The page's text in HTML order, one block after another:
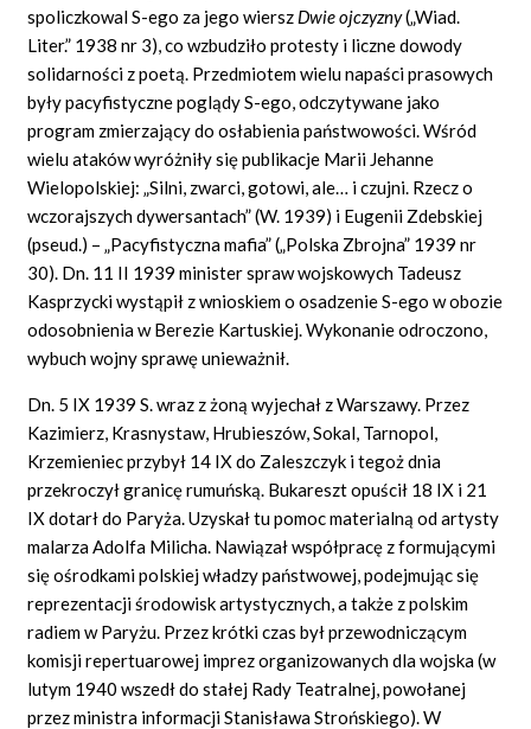
spoliczkowal S-ego za jego wiersz Dwie ojczyzny(„Wiad.
Liter.” 1938 nr 3), co wzbudziło protesty i liczne dowody
solidarności z poetą. Przedmiotem wielu napaści prasowych
były pacyfistyczne poglądy S-ego, odczytywane jako
program zmierzający do osłabienia państwowości. Wśród
wielu ataków wyróżniły się publikacje Marii Jehanne
Wielopolskiej: „Silni, zwarci, gotowi, ale… i czujni. Rzecz o
wczorajszych dywersantach” (W. 1939) i Eugenii Zdebskiej
(pseud.) – „Pacyfistyczna mafia” („Polska Zbrojna” 1939 nr
30). Dn. 11 II 1939 minister spraw wojskowych Tadeusz
Kasprzycki wystąpił z wnioskiem o osadzenie S-ego w obozie
odosobnienia w Berezie Kartuskiej. Wykonanie odroczono,
wybuch wojny sprawę unieważnił.
Dn. 5 IX 1939 S. wraz z żoną wyjechał z Warszawy. Przez
Kazimierz, Krasnystaw, Hrubieszów, Sokal, Tarnopol,
Krzemieniec przybył 14 IX do Zaleszczyk i tegoż dnia
przekroczył granicę rumuńską. Bukareszt opuścił 18 IX i 21
IX dotarł do Paryża. Uzyskał tu pomoc materialną od artysty
malarza Adolfa Milicha. Nawiązał współpracę z formującymi
się ośrodkami polskiej władzy państwowej, podejmując się
reprezentacji środowisk artystycznych, a także z polskim
radiem w Paryżu. Przez krótki czas był przewodniczącym
komisji repertuarowej imprez organizowanych dla wojska (w
lutym 1940 wszedł do stałej Rady Teatralnej, powołanej
przez ministra informacji Stanisława Strońskiego). W